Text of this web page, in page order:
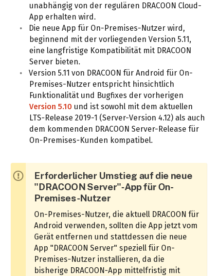
unabhängig von der regulären DRACOON Cloud-
App erhalten wird.
Die neue App für On-Premises-Nutzer wird,
beginnend mit der vorliegenden Version 5.11,
eine langfristige Kompatibilität mit DRACOON
Server bieten.
Version 5.11 von DRACOON für Android für On-
Premises-Nutzer entspricht hinsichtlich
Funktionalität und Bugfixes der vorherigen
Version 5.10 und ist sowohl mit dem aktuellen
LTS-Release 2019-1 (Server-Version 4.12) als auch
dem kommenden DRACOON Server-Release für
On-Premises-Kunden kompatibel.
Erforderlicher Umstieg auf die neue
"DRACOON Server"-App für On-
Premises-Nutzer
On-Premises-Nutzer, die aktuell DRACOON für
Android verwenden, sollten die App jetzt vom
Gerät entfernen und stattdessen die neue
App "DRACOON Server" speziell für On-
Premises-Nutzer installieren, da die
bisherige DRACOON-App mittelfristig mit